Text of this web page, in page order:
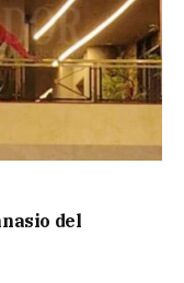
del